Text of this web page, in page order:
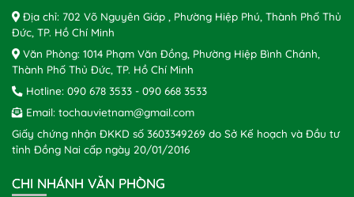
Địa chỉ: 702 Võ Nguyên Giáp , Phường Hiệp Phú, Thành Phố Thủ
Đức, TP. Hồ Chí Minh
Văn Phòng: 1014 Phạm Văn Đồng, Phường Hiệp Bình Chánh,
Thành Phố Thủ Đức, TP. Hồ Chí Minh
Hotline: 090 678 3533 - 090 668 3533
Email: tochauvietnam@gmail.com
Giấy chứng nhận ĐKKD số 3603349269 do Sở Kế hoạch và Đầu tư
tỉnh Đồng Nai cấp ngày 20/01/2016
CHI NHÁNH VĂN PHÒNG